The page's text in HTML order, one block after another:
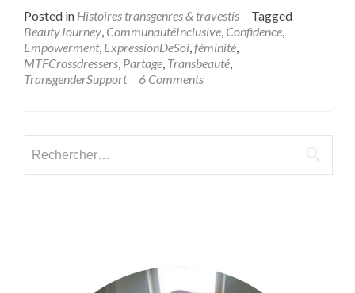
about
Échange
Inspirant
sur
Transbeauté
Vos
Posted in Histoires transgenres & travestis
Tagged
BeautyJourney, CommunautéInclusive, Confidence,
Empowerment, ExpressionDeSoi,féminité,
MTFCrossdressers, Partage, Transbeauté,
TransgenderSupport
6 Comments